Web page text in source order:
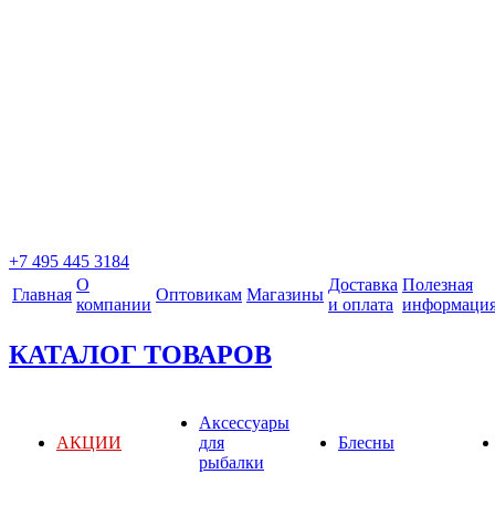
+7 495 445 3184
Главная
О
компании
Оптовикам Магазины
Доставка
и оплата
Полезная
КАТАЛОГ ТОВАРОВ
АКЦИИ
Аксессуары
для
рыбалки
Блесны